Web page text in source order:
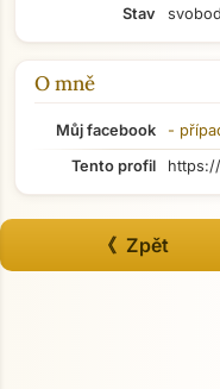
Stav
O mně
Můj facebook -
Tento profil
《 Zpět